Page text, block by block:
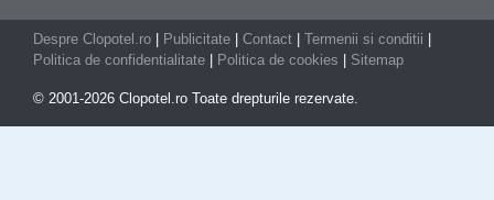
Despre Clopotel.ro Publicitate Contact Termenii si conditii
Politica de confidentialitate
Politica de cookies Sitemap
© 2001-2026 Clopotel.ro Toate drepturile rezervate.